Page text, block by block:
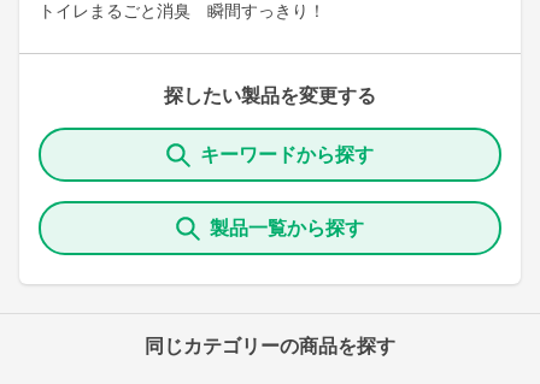
トイレまるごと消臭 瞬間すっきり！
探したい製品を変更する
キーワードから探す
製品一覧から探す
同じカテゴリーの商品を探す